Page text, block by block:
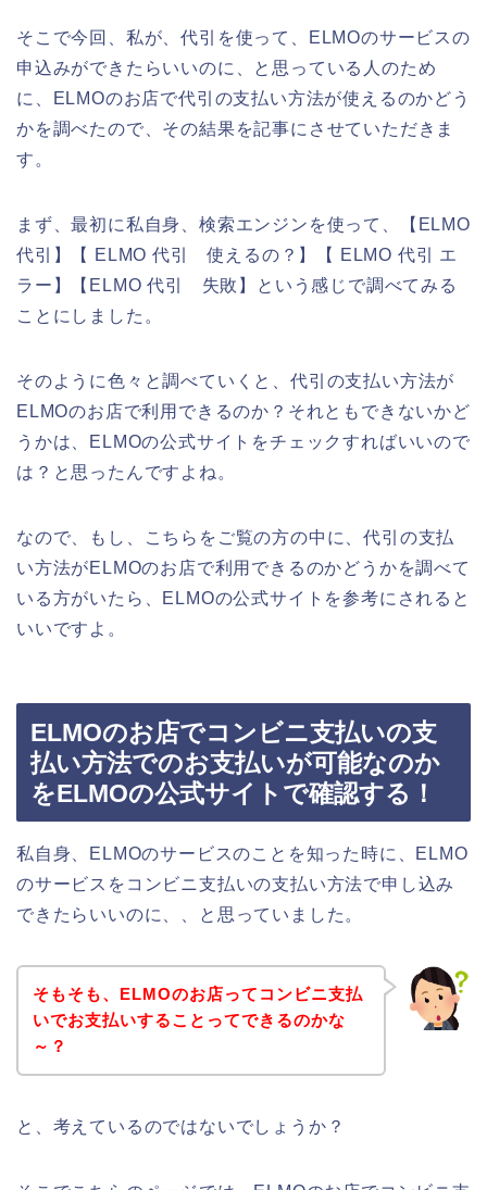
そこで今回、私が、代引を使って、ELMOのサービスの
申込みができたらいいのに、と思っている人のため
に、ELMOのお店で代引の支払い方法が使えるのかどう
かを調べたので、その結果を記事にさせていただきま
す。
まず、最初に私自身、検索エンジンを使って、【ELMO
代引】【 ELMO 代引 使えるの？】【 ELMO 代引 エ
ラー】【ELMO 代引 失敗】という感じで調べてみる
ことにしました。
そのように色々と調べていくと、代引の支払い方法が
ELMOのお店で利用できるのか？それともできないかど
うかは、ELMOの公式サイトをチェックすればいいので
は？と思ったんですよね。
なので、もし、こちらをご覧の方の中に、代引の支払
い方法がELMOのお店で利用できるのかどうかを調べて
いる方がいたら、ELMOの公式サイトを参考にされると
いいですよ。
ELMOのお店でコンビニ支払いの支
払い方法でのお支払いが可能なのか
をELMOの公式サイトで確認する！
私自身、ELMOのサービスのことを知った時に、ELMO
のサービスをコンビニ支払いの支払い方法で申し込み
できたらいいのに、、と思っていました。
そもそも、ELMOのお店ってコンビニ支払
いでお支払いすることってできるのかな
～？
と、考えているのではないでしょうか？